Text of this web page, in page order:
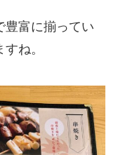
豊富に揃ってい
ね。